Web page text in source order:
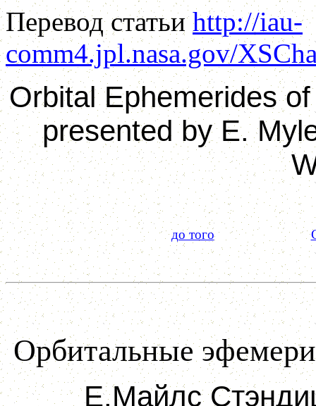
Перевод статьиhttp://iau-
comm4.jpl.nasa.gov/
Orbital Ephemerides
presented by E.
до того
Орбитальные
Е.Майлс